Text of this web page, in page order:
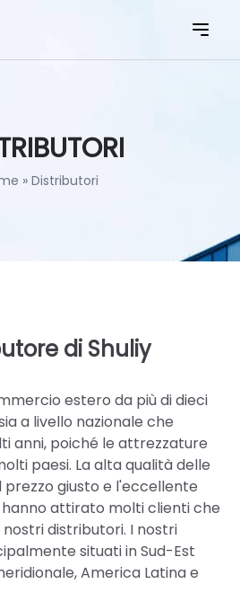
» Distributori
di Shuliy
estero da più di dieci
a livello nazionale che
anni, poiché le attrezzature
paesi. La alta qualità delle
giusto e l'eccellente
attirato molti clienti che
distributori. I nostri
situati in Sud-Est
America Latina e